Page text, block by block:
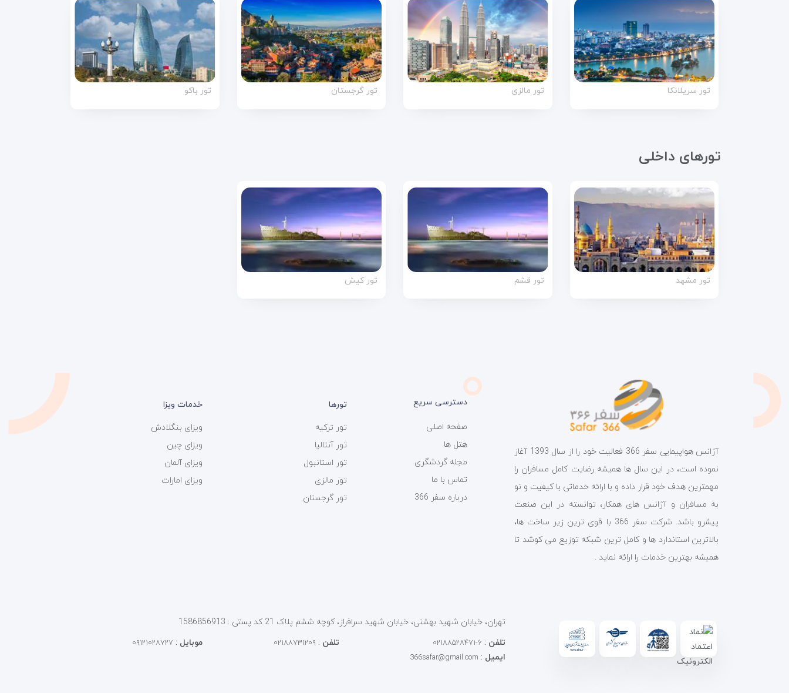
تور سریلانکا تور مالزی تور گرجستان تور باکو
تورهای داخلی
تور مشهد تور قشم تور کیش
آژانس هواپیمایی سفر 366 فعالیت خود را از سال 1393 آغاز
نموده است، در این سال ها همیشه رضایت کامل مسافران را
مهمترین هدف خود قرار داده و با ارائه خدماتی با کیفیت و نو
به مسافران و آژانس های همکار، توانسته در این صنعت
پیشرو باشد. شرکت سفر 366 با قوی ترین زیر ساخت ها،
بالاترین استاندارد ها و کامل ترین شبکه توزیع می کوشد تا
همیشه بهترین خدمات را ارائه نماید .
دسترسی سریع
صفحه اصلی
هتل ها
مجله گردشگری
تماس با ما
درباره سفر 366
تورها
تور ترکیه
تور آنتالیا
تور استانبول
تور مالزی
تور گرجستان
خدمات ویزا
ویزای بنگلادش
ویزای چین
ویزای آلمان
ویزای امارات
تهران، خیابان شهید بهشتی، خیابان شهید سرافراز، کوچه ششم پلاک 21 کد پستی : 1586856913
تلفن : ۶-۰۲۱۸۸۵۲۸۴۷۱ تلفن : ۰۲۱۸۸۷۳۱۲۰۹ موبایل : ۰۹۱۲۱۰۲۸۷۲۷
ایمیل :
366safar@gmail.com